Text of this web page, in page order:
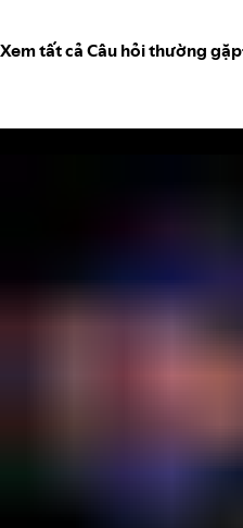
Xem tất cả Câu hỏi thường gặp